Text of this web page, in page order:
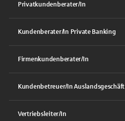
Privatkundenberater/In
Kundenberater/In Private Banking
Firmenkundenberater/In
Kundenbetreuer/In Auslandsgeschäft
Vertriebsleiter/In